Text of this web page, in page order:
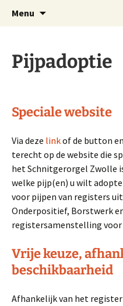
Stichting
Zwolle
Website
Menu
Pijpadoptie
Speciale website
Via deze linkof de button
terecht op de website die
het Schnitgerorgel Zwolle
welke pijp(en) u wilt
voor pijpen van registers
Onderpositief, Borstwerk
registersamenstelling voor
Vrije keuze,
beschikbaarheid
Afhankelijk van het